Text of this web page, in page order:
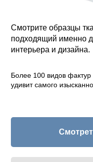
Более 100 видов
удивит самого
Смотрите образцы
подходящий именно
интерьера и дизайна.